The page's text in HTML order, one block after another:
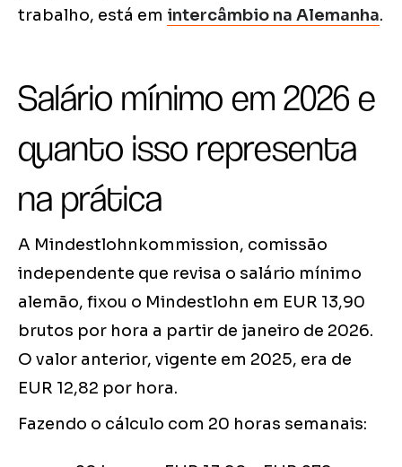
trabalho, está em intercâmbio na Alemanha.
Salário mínimo em 2026 e
quanto isso representa
na prática
A Mindestlohnkommission, comissão
independente que revisa o salário mínimo
alemão, fixou o Mindestlohn em EUR 13,90
brutos por hora a partir de janeiro de 2026.
O valor anterior, vigente em 2025, era de
EUR 12,82 por hora.
Fazendo o cálculo com 20 horas semanais: